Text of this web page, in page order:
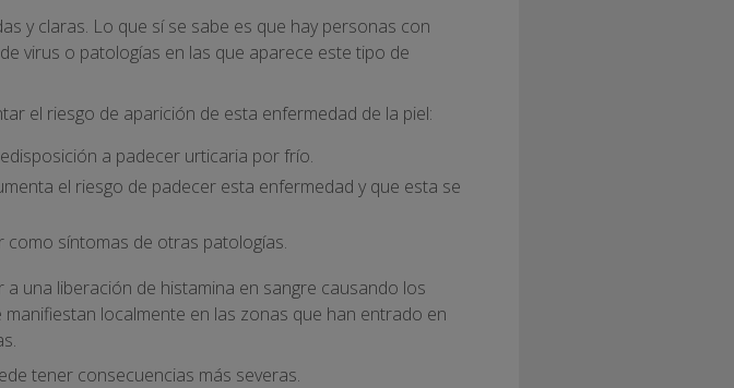
y claras. Lo que sí se sabe es que hay personas con
virus o patologías en las que aparece este tipo de
el riesgo de aparición de esta enfermedad de la piel:
a padecer urticaria por frío.
el riesgo de padecer esta enfermedad y que esta se
síntomas de otras patologías.
una liberación de histamina en sangre causando los
localmente en las zonas que han entrado en
tener consecuencias más severas.